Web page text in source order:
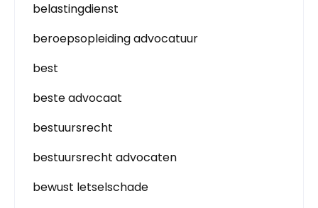
belastingdienst
beroepsopleiding advocatuur
best
beste advocaat
bestuursrecht
bestuursrecht advocaten
bewust letselschade